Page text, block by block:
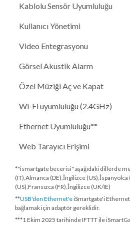
Kablolu Sensör Uyumluluğu
Kullanıcı Yönetimi
Video Entegrasyonu
Görsel Akustik Alarm
Özel Müziği Aç ve Kapat
Wi-Fi uyumluluğu (2.4GHz)
Ethernet Uyumluluğu**
Web Tarayıcı Erişimi
*"ismartgate becerisi" aşağıdaki dillerde
(IT),Almanca (DE),İngilizce (US),İspanyolca
(US),Fransızca (FR),İngilizce (UK/IE)
**USB'den Ethernet'eiSmartgate'i
bağlamak için adaptör gereklidir.
***1 Ekim 2025 tarihindeIFTTT ile